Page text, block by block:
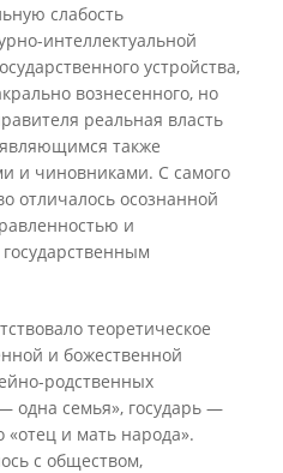
слабость
интеллектуальной
устройства,
вознесенного, но
реальная власть
также
и чиновниками. С самого
отличалось осознанной
и
теоретическое
и божественной
родственных
одна семья», государь —
и мать народа».
с обществом,